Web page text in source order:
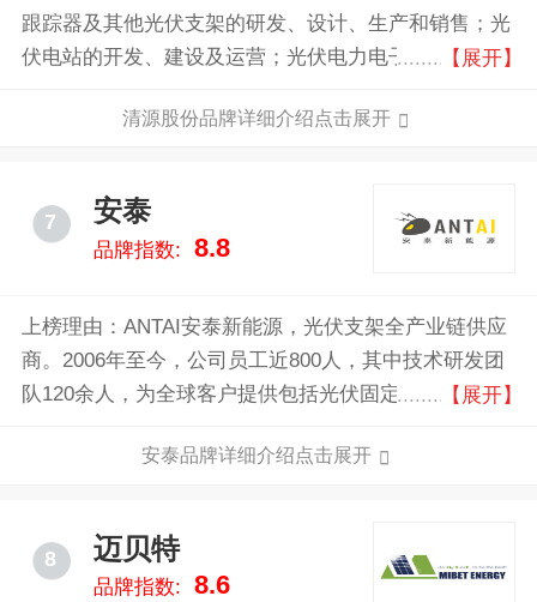
跟踪器及其他光伏支架的研发、设计、生产和销售；光
伏电站的开发、建设及运营；光伏电力电子产品的研
地面光伏支架和屋顶光伏支架产品；光伏电站开发及建
伏电站转让和光伏电站发电；光伏电力电子主要产品包
括：光伏并网逆变器、光伏汇流箱等。 公司分别
于2013年及2014年获得了PVP365评选的光伏支架企业
杯最放心支架企业”大奖。
【展开】
清源股份品牌详细介绍点击展开
7 安泰
品牌指数: 8.8
上榜理由：ANTAI安泰新能源，光伏支架全产业链供应
商。2006年至今，公司员工近800人，其中技术研发团
队120余人，为全球客户提供包括光伏固定支架、跟踪
【展开】
安泰品牌详细介绍点击展开
8 迈贝特
品牌指数: 8.6